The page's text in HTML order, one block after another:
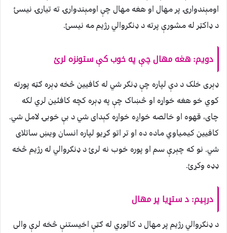
اومېندوارۍ پر مهال او هغه مهال چې اومېندوارۍ ته تیارۍ نیسئ
د ډاکټر له مشورې پرته د ډنګروالي رژیم مه نیسئ.
دویم:هغه مهال چې په خوب کې ستونزه لرئ
ډېری خلک د دې لپاره چې ډنګر شي له کافیين څخه ډېره ګټه پورته
کوي خو هغه خواړه او څښاک چې په ډېره کچه کافئين لري لکه
چای، قهوه او خالصه خواږه خواړه کېدای شي د بې خوبۍ لامل شي.
کافیين کیمیاوي ماده ده او تر اتو ګړيو لپاره انسان ويښ ساتلای
شي. نو که چېرې سم او پوره خوب نه لرئ د ډنګروالي له رژیم څخه
ډډه وکړئ.
درېیم:د ستړيا پر مهال
د ډنګروالي رژیم پر مهال د کالوري له ګټې اخیستنې څخه لرې والی